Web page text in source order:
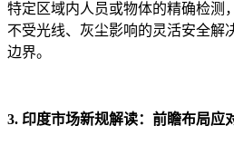
特定区域内人员或物体的精确检测
不受光线、灰尘影响的灵活安全解
边界。
3. 印度市场新规解读：前瞻布局应